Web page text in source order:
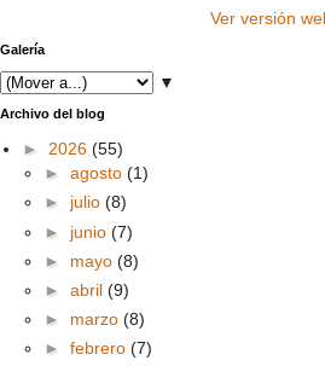
Ver versión
Galería
▼
Archivo del blog
► 2026 (55)
► agosto (1)
► julio (8)
► junio (7)
► mayo (8)
► abril (9)
► marzo (8)
► febrero (7)